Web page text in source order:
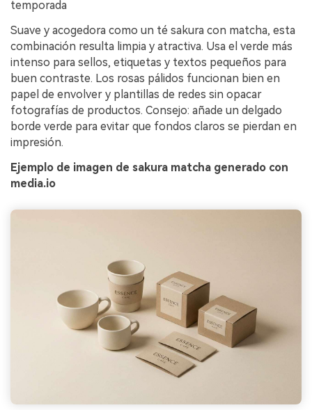
temporada
Suave y acogedora como un té sakura con matcha, esta
combinación resulta limpia y atractiva. Usa el verde más
intenso para sellos, etiquetas y textos pequeños para
buen contraste. Los rosas pálidos funcionan bien en
papel de envolver y plantillas de redes sin opacar
fotografías de productos. Consejo: añade un delgado
borde verde para evitar que fondos claros se pierdan en
impresión.
Ejemplo de imagen de sakura matcha generado con
media.io